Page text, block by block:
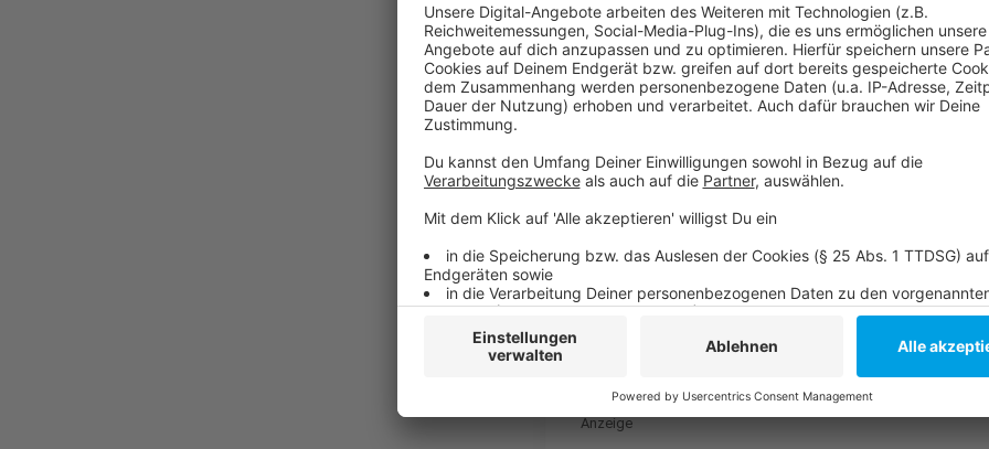
Pandemie, könne sogar noch rund zwei Jahre dauern.
Anzeige
Anzeige
Rheinbahn von Corona-Auswirkungen enorm
Homepage der Rheinbahn:
Anzeige